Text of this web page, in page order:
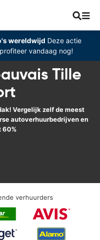
wereldwijd Deze actie
vandaag nog!
Tille
Vergelijk zelf de meest
autoverhuurbedrijven en
60%
verhuurders